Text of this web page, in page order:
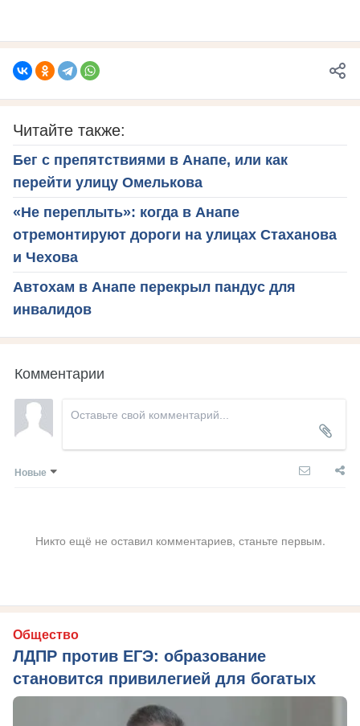
Читайте также:
Бег с препятствиями в Анапе, или как
перейти улицу Омелькова
«Не переплыть»: когда в Анапе
отремонтируют дороги на улицах Стаханова
и Чехова
Автохам в Анапе перекрыл пандус для
инвалидов
Комментарии
Новые
Никто ещё не оставил комментариев, станьте первым.
Общество
ЛДПР против ЕГЭ: образование
становится привилегией для богатых